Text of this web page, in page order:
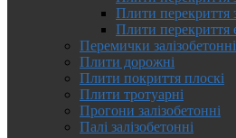
Плити
Плити перекриття
Перемички залізобетонні
Плити дорожні
Плити покриття плоскі
Плити тротуарні
Прогони залізобетонні
Палі залізобетонні